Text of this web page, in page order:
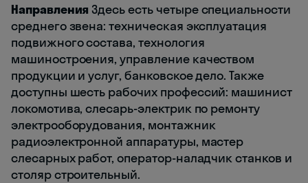
Направления Здесь есть четыре специальности
среднего звена: техническая эксплуатация
подвижного состава, технология
машиностроения, управление качеством
продукции и услуг, банковское дело. Также
доступны шесть рабочих профессий: машинист
локомотива, слесарь-электрик по ремонту
электрооборудования, монтажник
радиоэлектронной аппаратуры, мастер
слесарных работ, оператор-наладчик станков и
столяр строительный.